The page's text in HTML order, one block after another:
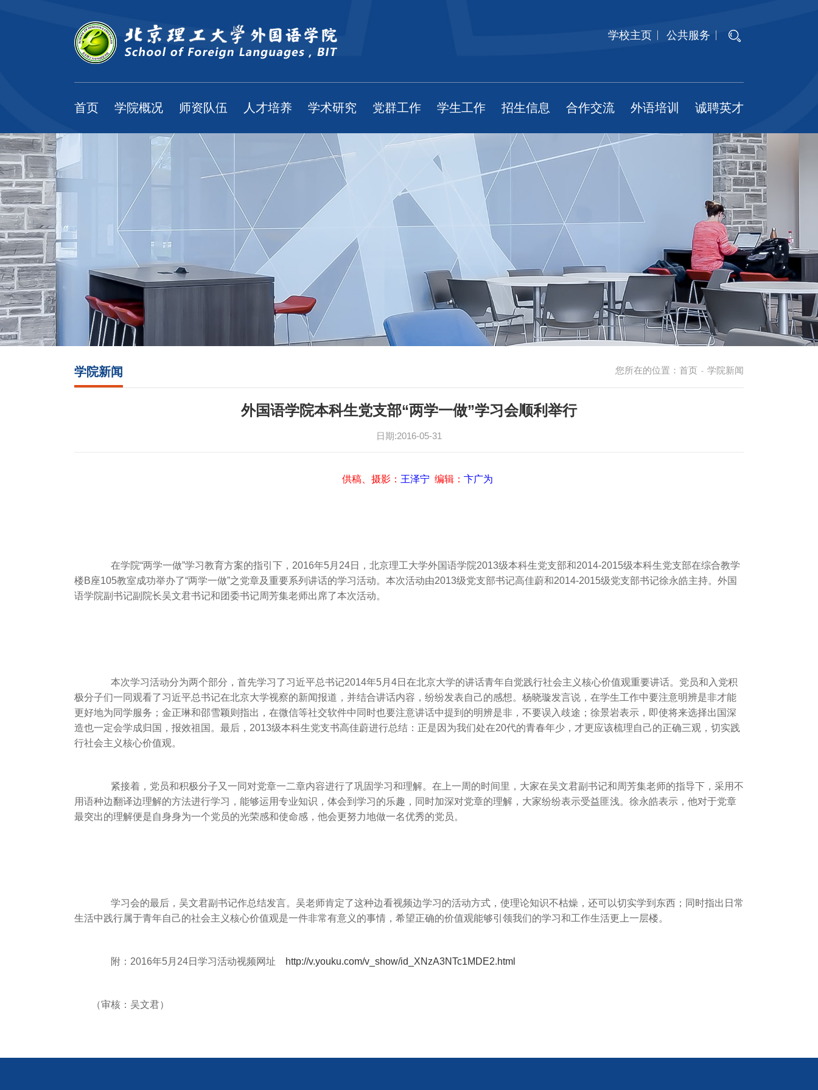
学校主页 公共服务
首页 学院概况 师资队伍 人才培养 学术研究 党群工作 学生工作 招生信息 合作交流 外语培训 诚聘英才
您所在的位置： 首页 - 学院新闻
学院新闻
外国语学院本科生党支部“两学一做”学习会顺利举行
日期:2016-05-31
供稿、摄影： 王泽宁 编辑： 卞广为
在学院“两学一做”学习教育方案的指引下，2016年5月24日，北京理工大学外国语学院2013级本科生党支部和2014-2015级本科生党支部在综合教学
楼B座105教室成功举办了“两学一做”之党章及重要系列讲话的学习活动。本次活动由2013级党支部书记高佳蔚和2014-2015级党支部书记徐永皓主持。外国
语学院副书记副院长吴文君书记和团委书记周芳集老师出席了本次活动。
本次学习活动分为两个部分，首先学习了习近平总书记2014年5月4日在北京大学的讲话青年自觉践行社会主义核心价值观重要讲话。党员和入党积
极分子们一同观看了习近平总书记在北京大学视察的新闻报道，并结合讲话内容，纷纷发表自己的感想。杨晓璇发言说，在学生工作中要注意明辨是非才能
更好地为同学服务；金正琳和邵雪颖则指出，在微信等社交软件中同时也要注意讲话中提到的明辨是非，不要误入歧途；徐景岩表示，即使将来选择出国深
造也一定会学成归国，报效祖国。最后，2013级本科生党支书高佳蔚进行总结：正是因为我们处在20代的青春年少，才更应该梳理自己的正确三观，切实践
行社会主义核心价值观。
紧接着，党员和积极分子又一同对党章一二章内容进行了巩固学习和理解。在上一周的时间里，大家在吴文君副书记和周芳集老师的指导下，采用不
用语种边翻译边理解的方法进行学习，能够运用专业知识，体会到学习的乐趣，同时加深对党章的理解，大家纷纷表示受益匪浅。徐永皓表示，他对于党章
最突出的理解便是自身身为一个党员的光荣感和使命感，他会更努力地做一名优秀的党员。
学习会的最后，吴文君副书记作总结发言。吴老师肯定了这种边看视频边学习的活动方式，使理论知识不枯燥，还可以切实学到东西；同时指出日常
生活中践行属于青年自己的社会主义核心价值观是一件非常有意义的事情，希望正确的价值观能够引领我们的学习和工作生活更上一层楼。
附：2016年5月24日学习活动视频网址 http://v.youku.com/v_show/id_XNzA3NTc1MDE2.html
（审核：吴文君）